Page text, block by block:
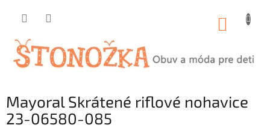
Mayoral Skrátené riflové nohavice
23-06580-085